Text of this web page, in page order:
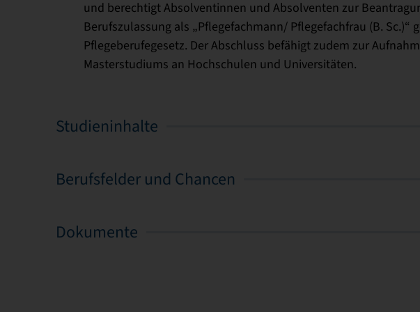
und berechtigt Absolventinnen und Absolventen zur
Berufszulassung als „Pflegefachmann/ Pflegefachfrau (B. Sc.)“
Pflegeberufegesetz. Der Abschluss befähigt zudem zur
Masterstudiums an Hochschulen und Universitäten.
Studieninhalte
Berufsfelder und Chancen
Dokumente